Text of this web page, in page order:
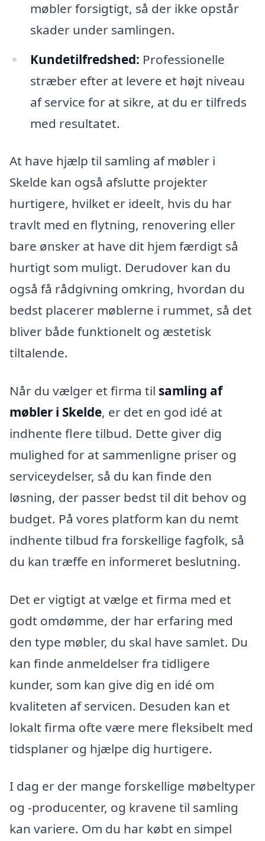
møbler forsigtigt, så der ikke opstår
skader under samlingen.
Kundetilfredshed: Professionelle
stræber efter at levere et højt niveau
af service for at sikre, at du er tilfreds
med resultatet.
At have hjælp til samling af møbler i
Skelde kan også afslutte projekter
hurtigere, hvilket er ideelt, hvis du har
travlt med en flytning, renovering eller
bare ønsker at have dit hjem færdigt så
hurtigt som muligt. Derudover kan du
også få rådgivning omkring, hvordan du
bedst placerer møblerne i rummet, så det
bliver både funktionelt og æstetisk
tiltalende.
Når du vælger et firma til samling af
møbler i Skelde, er det en god idé at
indhente flere tilbud. Dette giver dig
mulighed for at sammenligne priser og
serviceydelser, så du kan finde den
løsning, der passer bedst til dit behov og
budget. På vores platform kan du nemt
indhente tilbud fra forskellige fagfolk, så
du kan træffe en informeret beslutning.
Det er vigtigt at vælge et firma med et
godt omdømme, der har erfaring med
den type møbler, du skal have samlet. Du
kan finde anmeldelser fra tidligere
kunder, som kan give dig en idé om
kvaliteten af servicen. Desuden kan et
lokalt firma ofte være mere fleksibelt med
tidsplaner og hjælpe dig hurtigere.
I dag er der mange forskellige møbeltyper
og -producenter, og kravene til samling
kan variere. Om du har købt en simpel